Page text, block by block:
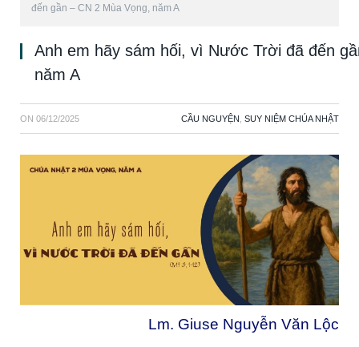
đến gần – CN 2 Mùa Vọng, năm A
Anh em hãy sám hối, vì Nước Trời đã đến
năm A
ON 06/12/2025 CẦU NGUYỆN SUY NIỆM CHÚA NHẬT
Lm. Giuse Nguyễn Văn Lộc